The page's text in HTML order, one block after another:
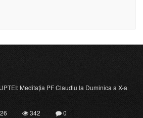
Meditația PF Claudiu la Duminica a X-a
342
0